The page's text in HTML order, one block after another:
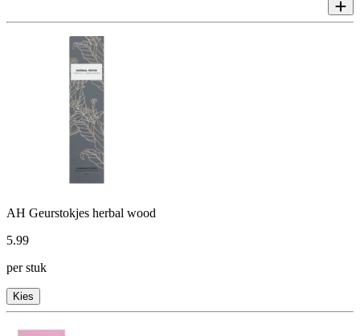
AH Geurstokjes herbal wood
5.99
per stuk
Kies